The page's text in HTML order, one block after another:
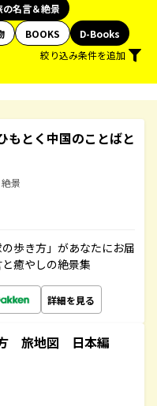
名言＆絶景
BOOKS
D-Books
絞り込み条件を追加
もとく中国のことばと
景
歩き方」があなたにお届
癒やしの絶景集
詳細を見る
旅地図 日本編